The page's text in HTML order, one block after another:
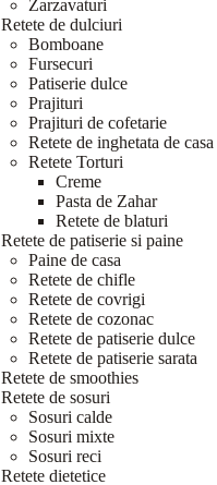
Zarzavaturi
Retete de dulciuri
Bomboane
Fursecuri
Patiserie dulce
Prajituri
Prajituri de cofetarie
Retete de inghetata de casa
Retete Torturi
Creme
Pasta de Zahar
Retete de blaturi
Retete de patiserie si paine
Paine de casa
Retete de chifle
Retete de covrigi
Retete de cozonac
Retete de patiserie dulce
Retete de patiserie sarata
Retete de smoothies
Retete de sosuri
Sosuri calde
Sosuri mixte
Sosuri reci
Retete dietetice